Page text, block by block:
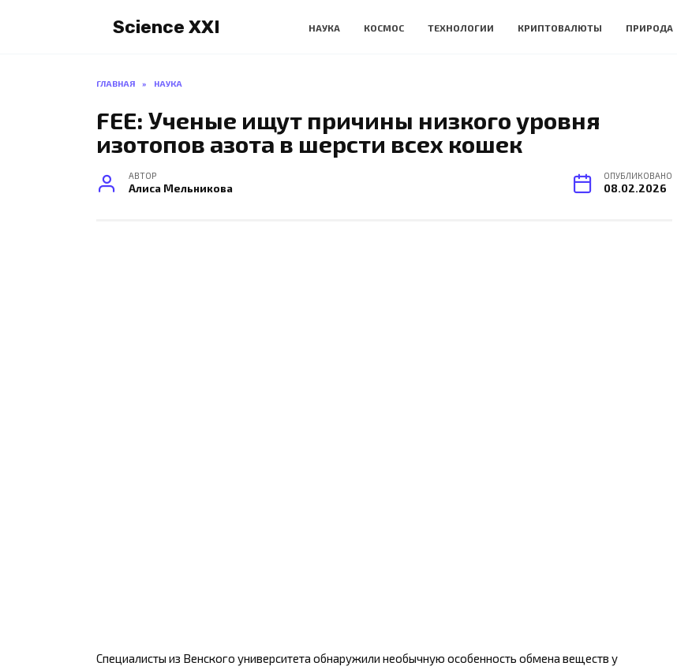
Science XXI НАУКА КОСМОС ТЕХНОЛОГИИ КРИПТОВАЛЮТЫ ПРИРОДА
ГЛАВНАЯ » НАУКА
FEE: Ученые ищут причины низкого уровня
изотопов азота в шерсти всех кошек
АВТОР
Алиса Мельникова
ОПУБЛИКОВАНО
08.02.2026
Специалисты из Венского университета обнаружили необычную особенность обмена веществ у